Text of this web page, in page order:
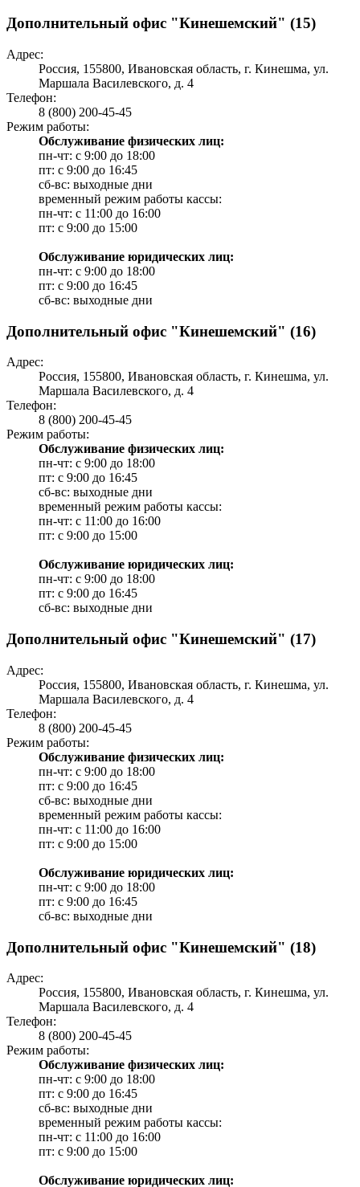
Дополнительный офис "Кинешемский" (15)
Адрес:
Россия, 155800, Ивановская область, г. Кинешма, ул.
Маршала Василевского, д. 4
Телефон:
8 (800) 200-45-45
Режим работы:
Обслуживание физических лиц:
пн-чт: с 9:00 до 18:00
пт: с 9:00 до 16:45
сб-вс: выходные дни
временный режим работы кассы:
пн-чт: с 11:00 до 16:00
пт: с 9:00 до 15:00
Обслуживание юридических лиц:
пн-чт: с 9:00 до 18:00
пт: с 9:00 до 16:45
сб-вс: выходные дни
Дополнительный офис "Кинешемский" (16)
Адрес:
Россия, 155800, Ивановская область, г. Кинешма, ул.
Маршала Василевского, д. 4
Телефон:
8 (800) 200-45-45
Режим работы:
Обслуживание физических лиц:
пн-чт: с 9:00 до 18:00
пт: с 9:00 до 16:45
сб-вс: выходные дни
временный режим работы кассы:
пн-чт: с 11:00 до 16:00
пт: с 9:00 до 15:00
Обслуживание юридических лиц:
пн-чт: с 9:00 до 18:00
пт: с 9:00 до 16:45
сб-вс: выходные дни
Дополнительный офис "Кинешемский" (17)
Адрес:
Россия, 155800, Ивановская область, г. Кинешма, ул.
Маршала Василевского, д. 4
Телефон:
8 (800) 200-45-45
Режим работы:
Обслуживание физических лиц:
пн-чт: с 9:00 до 18:00
пт: с 9:00 до 16:45
сб-вс: выходные дни
временный режим работы кассы:
пн-чт: с 11:00 до 16:00
пт: с 9:00 до 15:00
Обслуживание юридических лиц:
пн-чт: с 9:00 до 18:00
пт: с 9:00 до 16:45
сб-вс: выходные дни
Дополнительный офис "Кинешемский" (18)
Адрес:
Россия, 155800, Ивановская область, г. Кинешма, ул.
Маршала Василевского, д. 4
Телефон:
8 (800) 200-45-45
Режим работы:
Обслуживание физических лиц:
пн-чт: с 9:00 до 18:00
пт: с 9:00 до 16:45
сб-вс: выходные дни
временный режим работы кассы:
пн-чт: с 11:00 до 16:00
пт: с 9:00 до 15:00
Обслуживание юридических лиц: